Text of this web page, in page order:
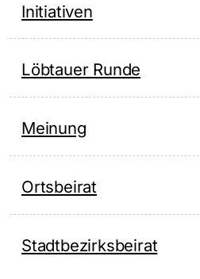
Initiativen
Löbtauer Runde
Meinung
Ortsbeirat
Stadtbezirksbeirat